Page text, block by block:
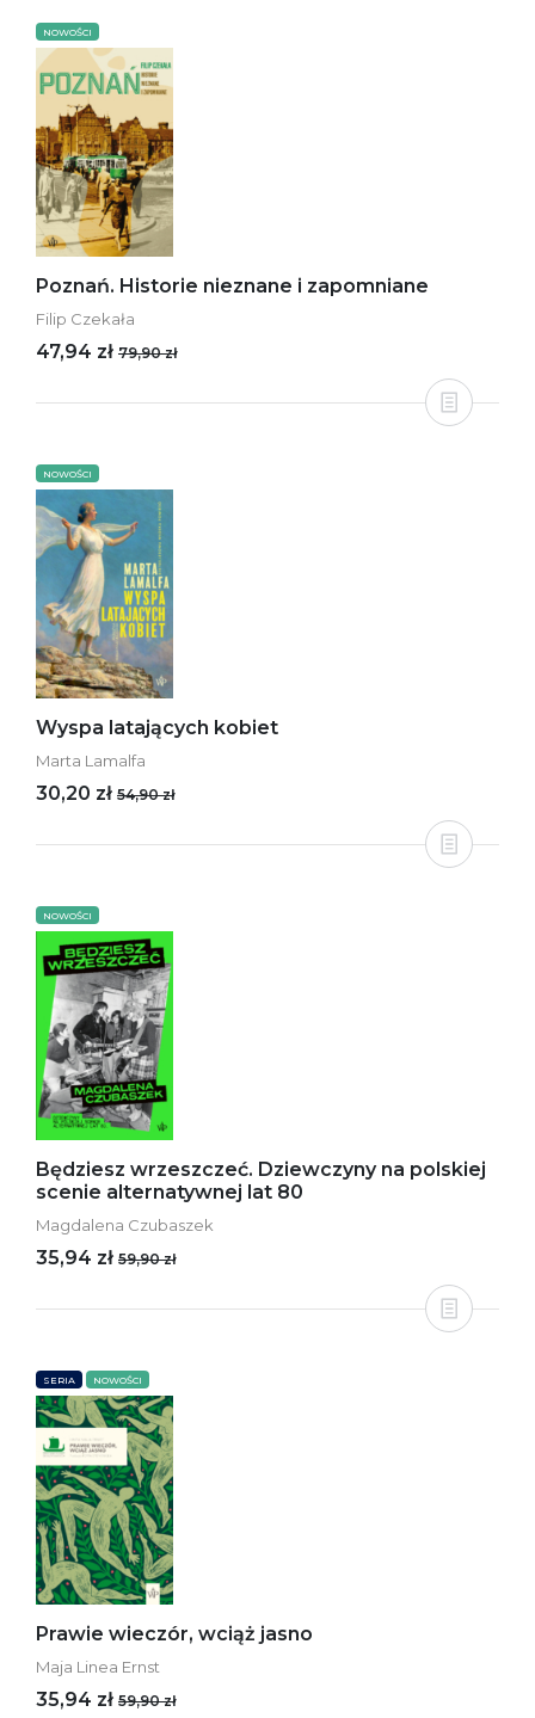
NOWOŚCI
Poznań. Historie nieznane i zapomniane
Filip Czekała
47,94 zł 79,90 zł
NOWOŚCI
Wyspa latających kobiet
Marta Lamalfa
30,20 zł 54,90 zł
NOWOŚCI
Będziesz wrzeszczeć. Dziewczyny na polskiej
scenie alternatywnej lat 80
Magdalena Czubaszek
35,94 zł 59,90 zł
SERIA NOWOŚCI
Prawie wieczór, wciąż jasno
Maja Linea Ernst
35,94 zł 59,90 zł